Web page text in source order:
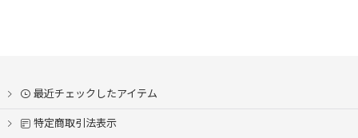
最近チェックしたアイテム
特定商取引法表示